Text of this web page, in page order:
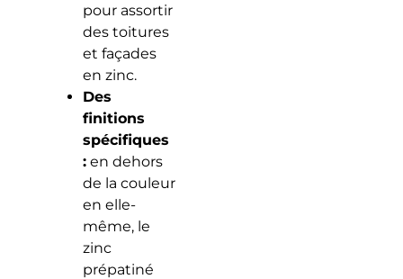
pour assortir
des toitures
et façades
en zinc.
Des
finitions
spécifiques
:en dehors
de la couleur
en elle-
même, le
zinc
prépatiné